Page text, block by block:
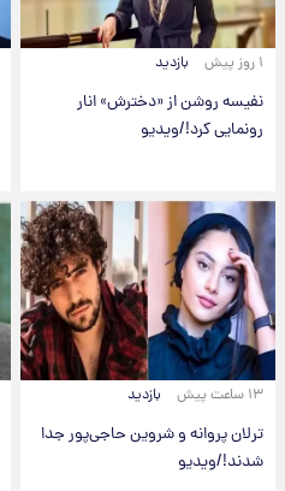
۱ روز پیش بازدید
نفیسه روشن از «دخترش» انار
رونمایی کرد!/ویدیو
۱۳ ساعت پیش بازدید
ترلان پروانه و شروین حاجی‌پور جدا
شدند!/ویدیو